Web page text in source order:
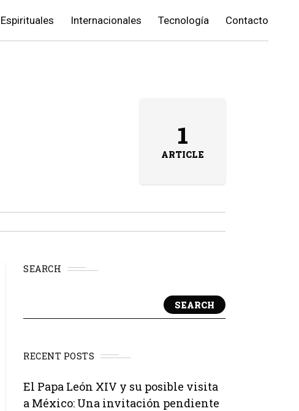
Espirituales Internacionales Tecnología Contacto
1
ARTICLE
SEARCH
SEARCH
RECENT POSTS
El Papa León XIV y su posible visita
a México: Una invitación pendiente